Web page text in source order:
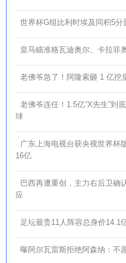
世界杯G组比利时埃及同积5分
皇马瞄准格瓦迪奥尔、卡拉菲
老佛爷急了！阿隆索砸 1 亿挖
老佛爷连任！1.5亿“X先生”到
球
广东上海电视台获央视世界杯
16亿
巴西再遭重创，主力右后卫确
应
足坛最贵11人阵容总身价14.1
曝阿尔瓦雷斯拒绝阿森纳：不